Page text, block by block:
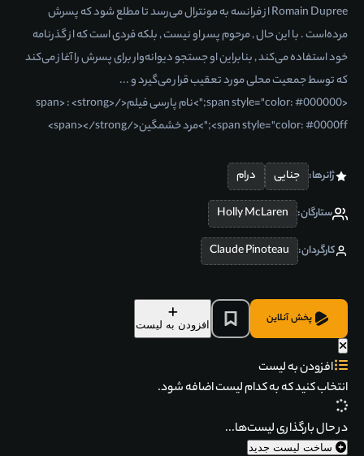
Romain Dupree از فرانسه به مونترال می‌رسد تا مطلع شود که پسرش
مرده‌است . با این حال , مرحوم پسر او نیست , بلکه فردی است که از گذرنامه
خود استفاده می‌کند , بنابراین او جستجو دیوانه‌وار برای پسرش را آغاز می‌کند
که توسط جمعیت محلی مورد تعقیب قرار می‌گیرد و ...
<span style="color: #000000;">نام پارسی فیلم</span> : <strong>
<span style="color: #0000ff;">مرد خشمگین</span></strong>
ژانرها: جنایی درام
ستارگان: Holly McLaren
کارگردان: Claude Pinoteau
پخش آنلاین افزودن به لیست
افزودن به لیست
انتخاب کنید کهبه کدام لیست اضافه شود.
در حال بارگذاری لیست‌ها...